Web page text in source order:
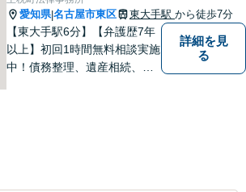
無料】
愛知県|名古屋市東区 東大手駅 から徒歩7分
【東大手駅6分】【弁護歴7年
以上】初回1時間無料相談実施
中！債務整理、遺産相続、離
詳細を見
る